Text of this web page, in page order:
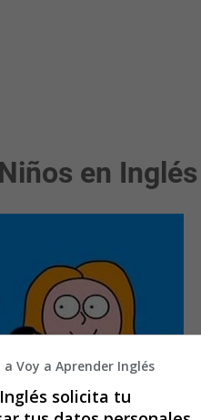
en Inglés
Voy a Aprender Inglés
solicita tu